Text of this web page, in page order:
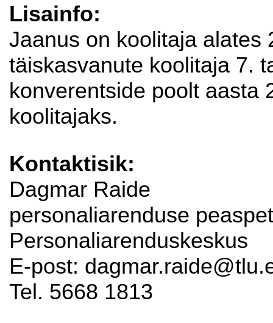
Lisainfo:
Jaanus on koolitaja alates
täiskasvanute koolitaja 7.
konverentside poolt aasta
koolitajaks.
Kontaktisik:
Dagmar Raide
personaliarenduse
Personaliarenduskeskus
E-post:
Tel. 5668 1813